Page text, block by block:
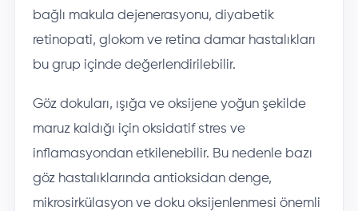
bağlı makula dejenerasyonu, diyabetik
retinopati, glokom ve retina damar hastalıkları
bu grup içinde değerlendirilebilir.
Göz dokuları, ışığa ve oksijene yoğun şekilde
maruz kaldığı için oksidatif stres ve
inflamasyondan etkilenebilir. Bu nedenle bazı
göz hastalıklarında antioksidan denge,
mikrosirkülasyon ve doku oksijenlenmesi önemli